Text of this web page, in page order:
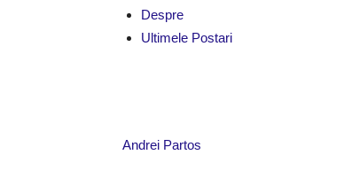
Despre
Ultimele Postari
Andrei Partos